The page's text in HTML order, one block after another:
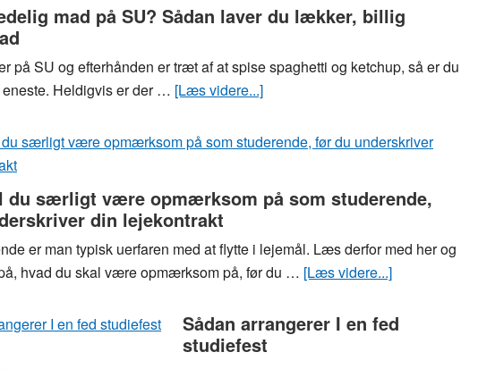
op
kan
komme
en
måde
mad på SU? Sådan laver du lækker, billig
på SU og efterhånden er træt af at spise spaghetti og ketchup, så er du
eneste. Heldigvis er der … [Læs videre...]
af
på
Sådan
laver
lækker,
billig
du særligt være opmærksom på som studerende,
din lejekontrakt
er man typisk uerfaren med at flytte i lejemål. Læs derfor med her og
hvad du skal være opmærksom på, før du … [Læs videre...]
skal
Sådan arrangerer I en fed
studiefest